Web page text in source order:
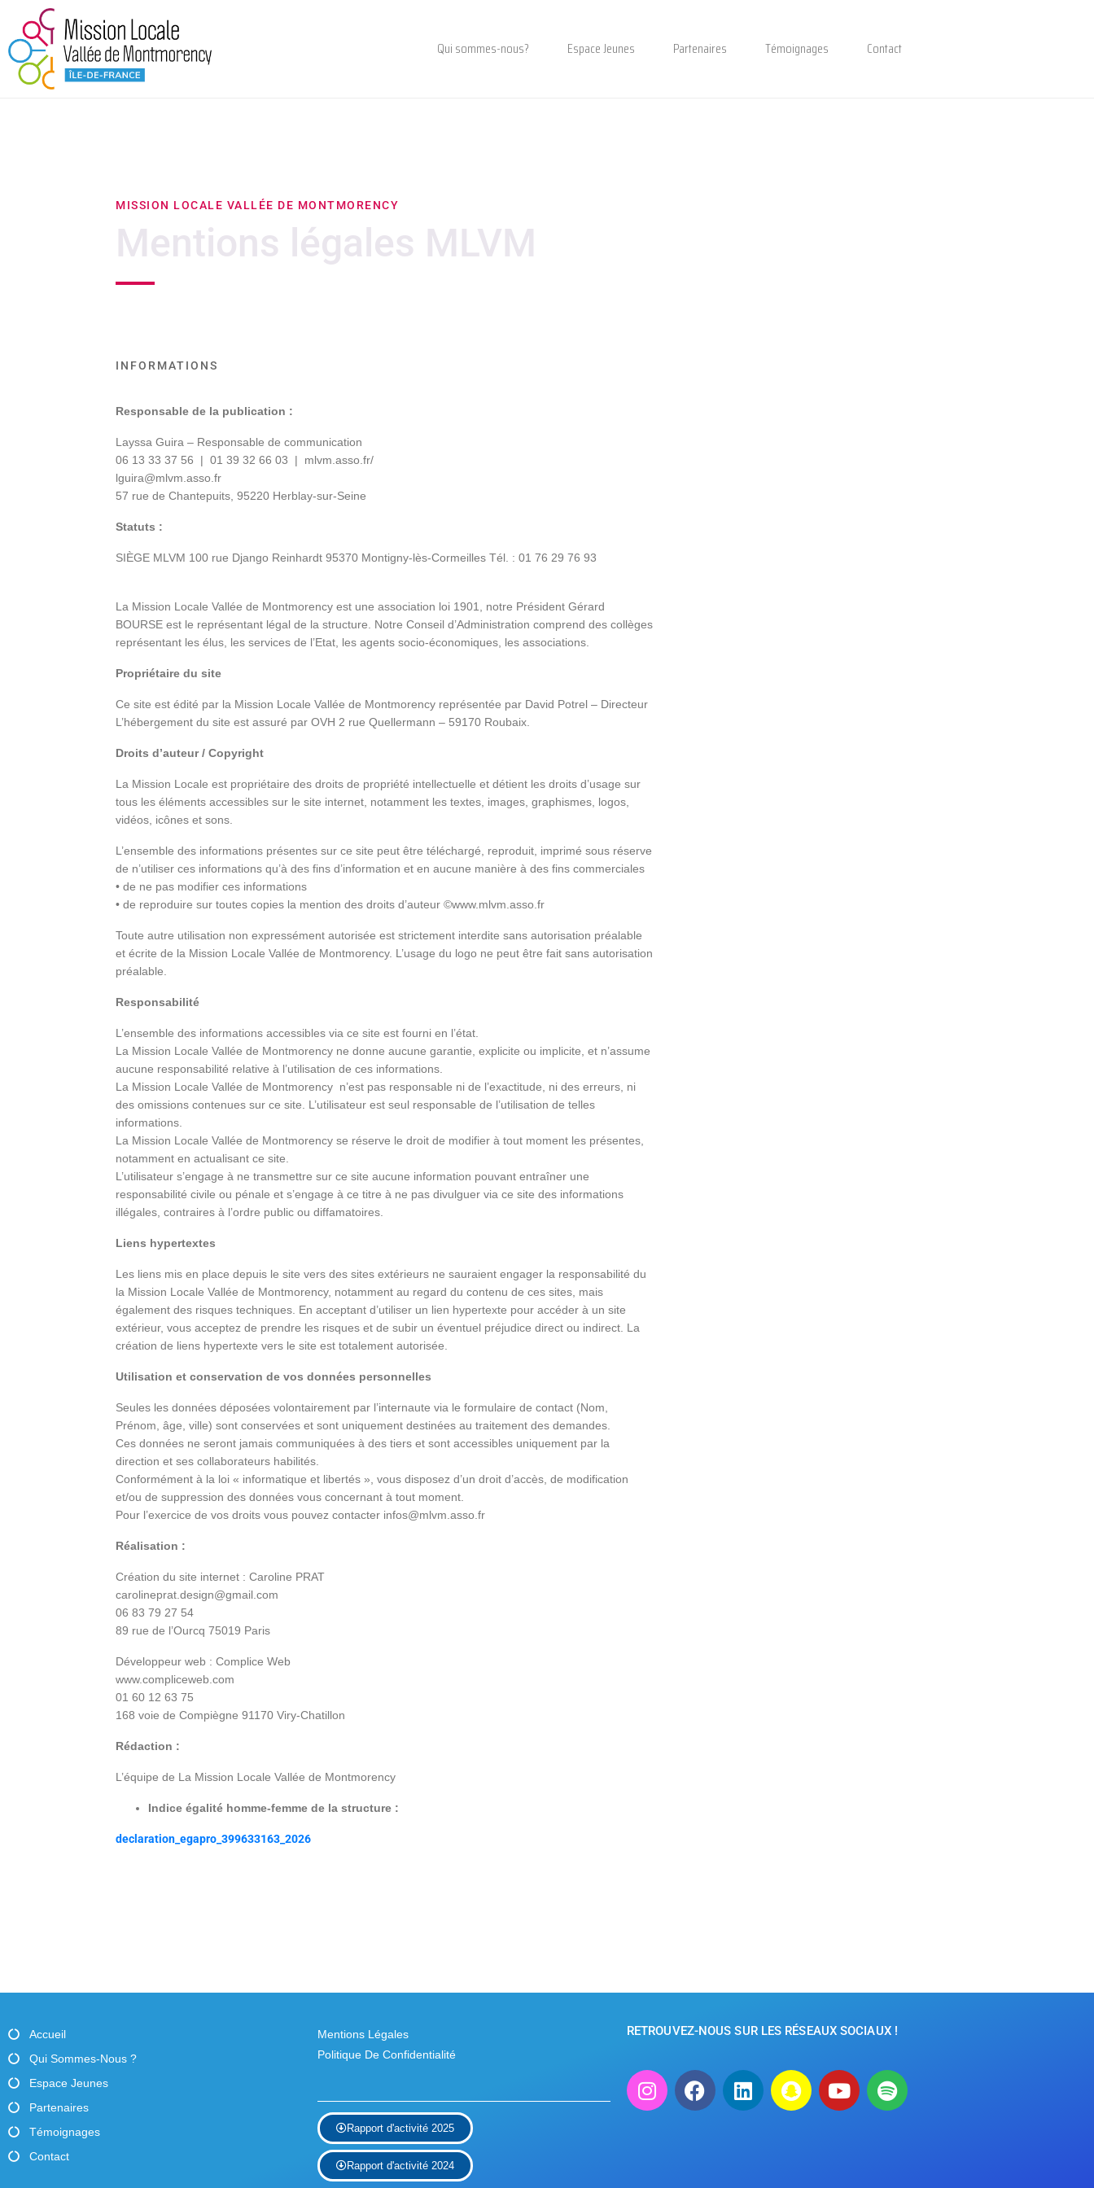
Qui sommes-nous? Espace Jeunes Partenaires Témoignages Contact
MISSION LOCALE VALLÉE DE MONTMORENCY
Mentions légales MLVM
INFORMATIONS
Responsable de la publication :
Layssa Guira – Responsable de communication
06 13 33 37 56 | 01 39 32 66 03 | mlvm.asso.fr/
lguira@mlvm.asso.fr
57 rue de Chantepuits, 95220 Herblay-sur-Seine
Statuts :
SIÈGE MLVM 100 rue Django Reinhardt 95370 Montigny-lès-Cormeilles Tél. : 01 76 29 76 93
La Mission Locale Vallée de Montmorency est une association loi 1901, notre Président Gérard
BOURSE est le représentant légal de la structure. Notre Conseil d’Administration comprend des collèges
représentant les élus, les services de l’Etat, les agents socio-économiques, les associations.
Propriétaire du site
Ce site est édité par la Mission Locale Vallée de Montmorency représentée par David Potrel – Directeur
L’hébergement du site est assuré par OVH 2 rue Quellermann – 59170 Roubaix.
Droits d’auteur / Copyright
La Mission Locale est propriétaire des droits de propriété intellectuelle et détient les droits d’usage sur
tous les éléments accessibles sur le site internet, notamment les textes, images, graphismes, logos,
vidéos, icônes et sons.
L’ensemble des informations présentes sur ce site peut être téléchargé, reproduit, imprimé sous réserve
de n’utiliser ces informations qu’à des fins d’information et en aucune manière à des fins commerciales
• de ne pas modifier ces informations
• de reproduire sur toutes copies la mention des droits d’auteur ©www.mlvm.asso.fr
Toute autre utilisation non expressément autorisée est strictement interdite sans autorisation préalable
et écrite de la Mission Locale Vallée de Montmorency. L’usage du logo ne peut être fait sans autorisation
préalable.
Responsabilité
L’ensemble des informations accessibles via ce site est fourni en l’état.
La Mission Locale Vallée de Montmorency ne donne aucune garantie, explicite ou implicite, et n’assume
aucune responsabilité relative à l’utilisation de ces informations.
La Mission Locale Vallée de Montmorency n’est pas responsable ni de l’exactitude, ni des erreurs, ni
des omissions contenues sur ce site. L’utilisateur est seul responsable de l’utilisation de telles
informations.
La Mission Locale Vallée de Montmorency se réserve le droit de modifier à tout moment les présentes,
notamment en actualisant ce site.
L’utilisateur s’engage à ne transmettre sur ce site aucune information pouvant entraîner une
responsabilité civile ou pénale et s’engage à ce titre à ne pas divulguer via ce site des informations
illégales, contraires à l’ordre public ou diffamatoires.
Liens hypertextes
Les liens mis en place depuis le site vers des sites extérieurs ne sauraient engager la responsabilité du
la Mission Locale Vallée de Montmorency, notamment au regard du contenu de ces sites, mais
également des risques techniques. En acceptant d’utiliser un lien hypertexte pour accéder à un site
extérieur, vous acceptez de prendre les risques et de subir un éventuel préjudice direct ou indirect. La
création de liens hypertexte vers le site est totalement autorisée.
Utilisation et conservation de vos données personnelles
Seules les données déposées volontairement par l’internaute via le formulaire de contact (Nom,
Prénom, âge, ville) sont conservées et sont uniquement destinées au traitement des demandes.
Ces données ne seront jamais communiquées à des tiers et sont accessibles uniquement par la
direction et ses collaborateurs habilités.
Conformément à la loi « informatique et libertés », vous disposez d’un droit d’accès, de modification
et/ou de suppression des données vous concernant à tout moment.
Pour l’exercice de vos droits vous pouvez contacter infos@mlvm.asso.fr
Réalisation :
Création du site internet : Caroline PRAT
carolineprat.design@gmail.com
06 83 79 27 54
89 rue de l’Ourcq 75019 Paris
Développeur web : Complice Web
www.compliceweb.com
01 60 12 63 75
168 voie de Compiègne 91170 Viry-Chatillon
Rédaction :
L’équipe de La Mission Locale Vallée de Montmorency
Indice égalité homme-femme de la structure :
declaration_egapro_399633163_2026
Accueil
Qui Sommes-Nous ?
Espace Jeunes
Partenaires
Témoignages
Contact
Mentions Légales
Politique De Confidentialité
Rapport d'activité 2025
Rapport d'activité 2024
RETROUVEZ-NOUS SUR LES RÉSEAUX SOCIAUX !